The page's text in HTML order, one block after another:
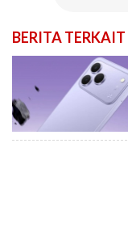
BERITA TERKAIT